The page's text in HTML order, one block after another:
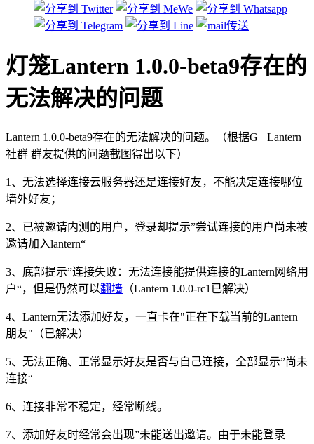
灯笼Lantern 1.0.0-beta9存在的
无法解决的问题
Lantern 1.0.0-beta9存在的无法解决的问题。（根据G+ Lantern
社群 群友提供的问题截图得出以下）
1、无法选择连接云服务器还是连接好友，不能决定连接哪位
墙外好友；
2、已被邀请内测的用户，登录却提示”尝试连接的用户尚未被
邀请加入lantern“
3、底部提示”连接失败：无法连接能提供连接的Lantern网络用
户“，但是仍然可以翻墙 （Lantern 1.0.0-rc1已解决）
4、Lantern无法添加好友，一直卡在"正在下载当前的Lantern
朋友"（已解决）
5、无法正确、正常显示好友是否与自己连接，全部显示”尚未
连接“
6、连接非常不稳定，经常断线。
7、添加好友时经常会出现”未能送出邀请。由于未能登录